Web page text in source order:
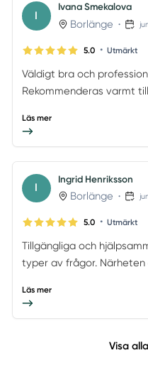
I
Ivana Smekalova
Borlänge •
5.0 • Utmärkt
Väldigt bra och
Rekommenderas varmt
Läs mer
I
Ingrid Henriksson
Borlänge •
5.0 • Utmärkt
Tillgängliga och
typer av frågor.
Läs mer
Visa